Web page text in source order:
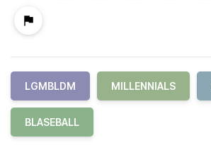
LGMBLDM MILLENNIALS
BLASEBALL